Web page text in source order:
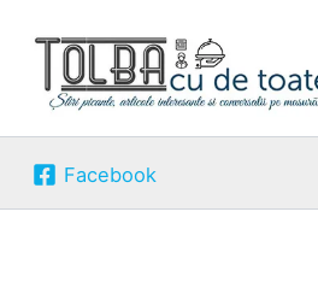
content
Facebook